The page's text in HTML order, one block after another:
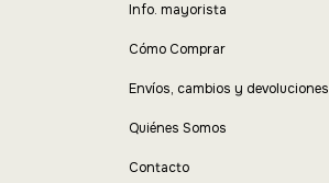
Info. mayorista
Cómo Comprar
Envíos, cambios y devoluciones
Quiénes Somos
Contacto